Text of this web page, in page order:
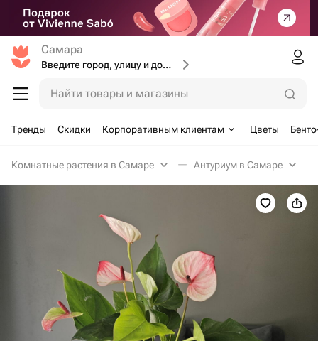
Самара
Введите город, улицу и дом доставки
Найти товары и магазины
Тренды Скидки Корпоративным клиентам Цветы
Комнатные растения в Самаре Антуриум в Самаре